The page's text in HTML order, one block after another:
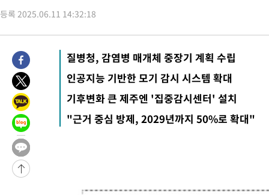
-28538초 전 >[속보]산업장관 "李정부, 원전 반대 안해…안정 전력 위해 불
-27235초 전 >[속보]경찰, '홍명보 선임 논란' 대한축구협회·축구회관 등 압
-26622초 전 >
[속보]산업장관 "美무역법 제301조 과잉생산 결과 발표 8월
-26415초 전 >
[속보]코스피 매도사이드카 발동…4%대 급락
-25687초 전 >
-23248초 전 >
서울 열대야 15일째 지속…비공식 '초열대야' 30도 넘어
-21815초 전 >
[속보]코스닥, 2.15포인트(0.27%) 내린 797.44 출발
-21798초 전 >
-18245초 전 >
-18196초 전 >
미 워싱턴주 스포캔 시의 통제불능 3개 산불, 방화선 일부 구축
등록 2025.06.11 14:32:18
질병청, 감염병 매개체 중장기 계획 수립
인공지능 기반한 모기 감시 시스템 확대
기후변화 큰 제주엔 '집중감시센터' 설치
"근거 중심 방제, 2029년까지 50%로 확대"